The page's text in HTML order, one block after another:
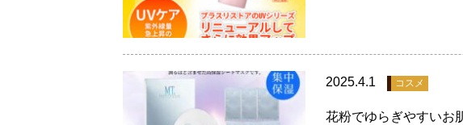
2025.4.1 コスメ
花粉でゆらぎやすいお